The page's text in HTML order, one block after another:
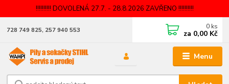
!!!!!!!!!! DOVOLENÁ 27.7. - 28.8.2026 ZAVŘENO !!!!!!!!!!
Menu
728 749 825, 257 940 553 0 ks
za 0,00 Kč